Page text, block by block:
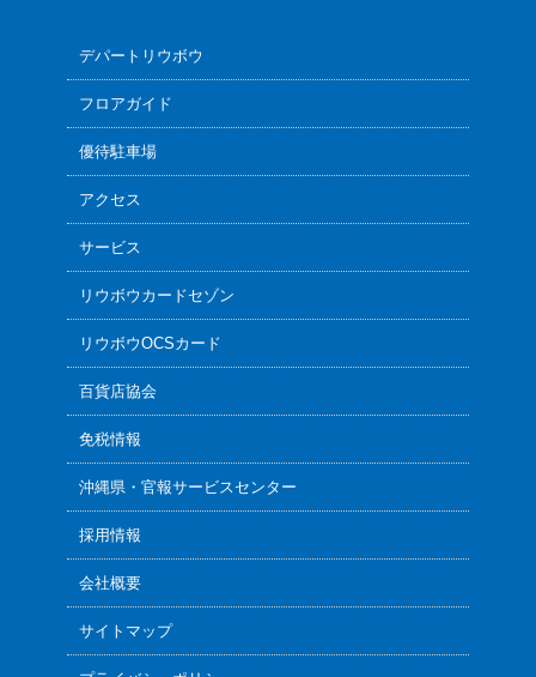
デパートリウボウ
フロアガイド
優待駐車場
アクセス
サービス
リウボウカードセゾン
リウボウOCSカード
百貨店協会
免税情報
沖縄県・官報サービスセンター
採用情報
会社概要
サイトマップ